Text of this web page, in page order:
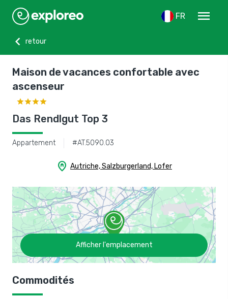
FR
menu
chevron_left
retour
Maison de vacances confortable avec
ascenseur
Das Rendlgut Top 3
Appartement #AT.5090.03
home_pin Autriche, Salzburgerland, Lofer
Afficher l'emplacement
Commodités